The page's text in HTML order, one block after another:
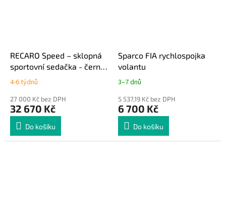
RECARO Speed – sklopná
sportovní sedačka - černá
koženka
4-6 týdnů
27 000 Kč bez DPH
32 670 Kč
Do košíku
Sparco FIA rychlospojka
volantu
3–7 dnů
5 537,19 Kč bez DPH
6 700 Kč
Do košíku